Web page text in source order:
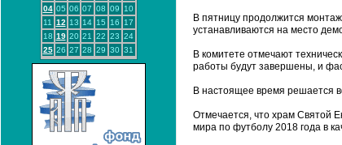
04 05 06 07 08 09
10
11
12 13 14 15 16
17
18 19 20 21 22 23 24
25 26 27 28 29 30 31
В пятницу продолжится
устанавливаются на место
В комитете отмечают
работы будут завершены, и
В настоящее время решается
Отмечается, что храм Святой
мира по футболу 2018 года в